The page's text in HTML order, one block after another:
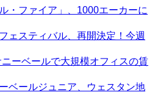
・ファイア」、1000エーカーに
ェスティバル、再開決定！今週
ーベールで大規模オフィスの賃
ベールジュニア、ウェスタン地